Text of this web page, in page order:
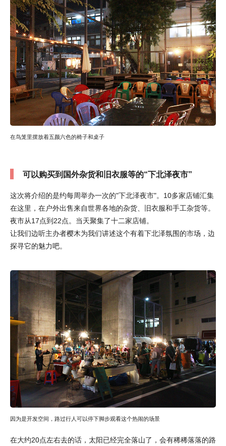
在鸟笼里摆放着五颜六色的椅子和桌子
可以购买到国外杂货和旧衣服等的“下北泽夜市”
这次将介绍的是约每周举办一次的"下北泽夜市"。10多家店铺汇集
在这里，在户外出售来自世界各地的杂货、旧衣服和手工杂货等。
夜市从17点到22点。当天聚集了十二家店铺。
让我们边听主办者樱木为我们讲述这个有着下北泽氛围的市场，边
探寻它的魅力吧。
因为是开发空间，路过行人可以停下脚步观看这个热闹的场景
在大约20点左右去的话，太阳已经完全落山了，会有稀稀落落的路